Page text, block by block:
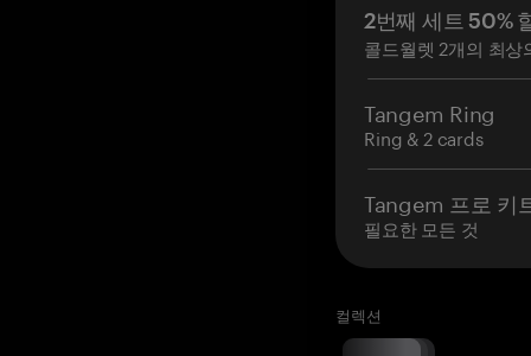
2번째 세트 50%
콜드월렛 2개의 최상
Tangem Ring
Ring & 2 cards
Tangem 프로 키
필요한 모든 것
컬렉션